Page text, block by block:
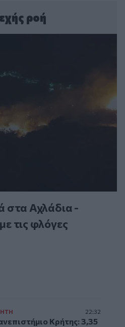
ροή
στα Αχλάδια -
τις φλόγες
22:32
Κρήτης: 3,35